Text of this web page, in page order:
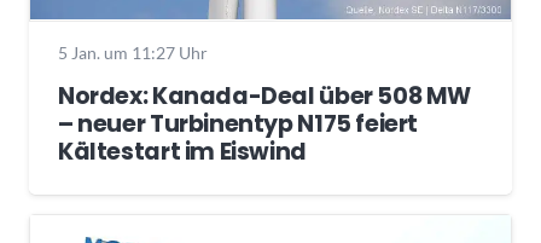
5 Jan. um 11:27 Uhr
Nordex: Kanada-Deal über 508 MW
– neuer Turbinentyp N175 feiert
Kältestart im Eiswind